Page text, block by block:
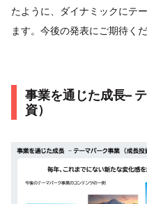
たように、ダイナミックにテ
ます。今後の発表にご期待くだ
事業を通じた成長–
資）